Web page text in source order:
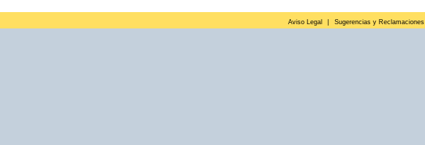
Aviso Legal Sugerencias y Reclamaciones